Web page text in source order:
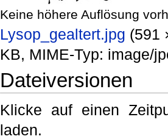
Keine höhere Auflösung
Lysop_gealtert.jpg
KB, MIME-Typ: image/
Dateiversionen
Klicke auf einen
laden.